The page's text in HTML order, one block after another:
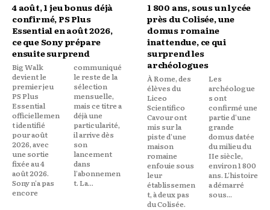
4 août, 1 jeu bonus déjà
confirmé, PS Plus
Essential en août 2026,
ce que Sony prépare
ensuite surprend
Big Walk
devient le
premier jeu
PS Plus
Essential
officiellemen
t identifié
pour août
2026, avec
une sortie
fixée au 4
août 2026.
Sony n'a pas
encore
communiqué
le reste de la
sélection
mensuelle,
mais ce titre a
déjà une
particularité,
il arrive dès
son
lancement
dans
l'abonnemen
t. La...
1 800 ans, sous un lycée
près du Colisée, une
domus romaine
inattendue, ce qui
surprend les
archéologues
À Rome, des
élèves du
Liceo
Scientifico
Cavour ont
mis sur la
piste d'une
maison
romaine
enfouie sous
leur
établissemen
t, à deux pas
du Colisée.
Les
archéologue
s ont
confirmé une
partie d'une
grande
domus datée
du milieu du
IIe siècle,
environ 1 800
ans. L'histoire
a démarré
sous...